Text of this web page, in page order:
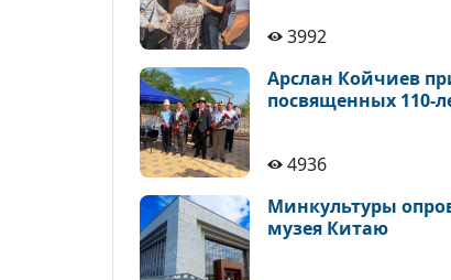
3992
Арслан Койчиев
посвященных 110-
4936
Минкультуры
музея Китаю